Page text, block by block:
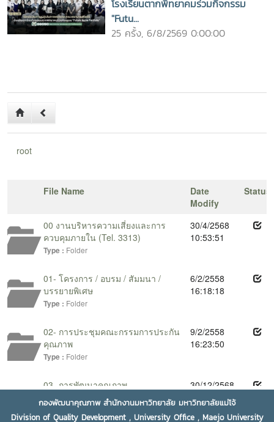
โรงเรียนตากพิทยาคมร่วมกิจกรรม
"Futu...
25 ครั้ง, 6/8/2569 0:00:00
กองพัฒนาคุณภาพ สำนักงานมหาวิทยาลัย มหาวิทยาลัยแม่โจ้
Division of Quality Development , University Office , Maejo University